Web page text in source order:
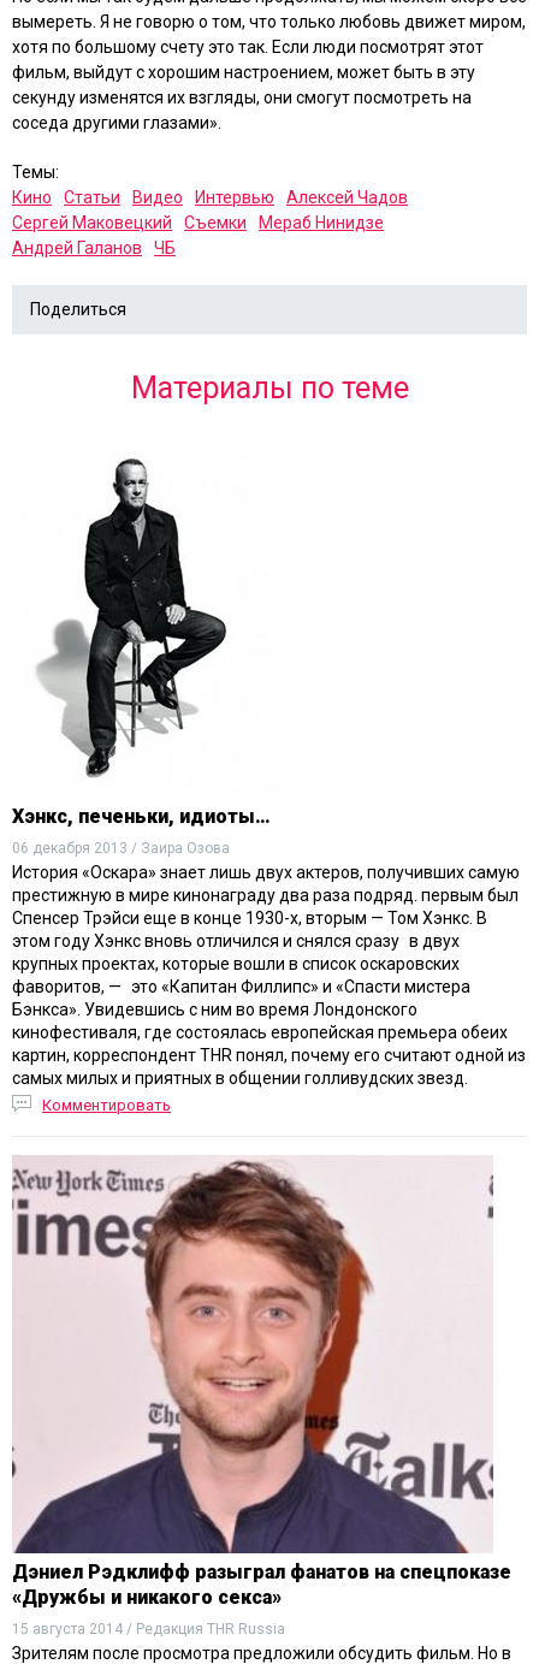
вымереть. Я не говорю о том, что только любовь движет миром,
хотя по большому счету это так. Если люди посмотрят этот
фильм, выйдут с хорошим настроением, может быть в эту
секунду изменятся их взгляды, они смогут посмотреть на
соседа другими глазами».
Темы:
Кино
Статьи Видео Интервью
Алексей Чадов
Сергей Маковецкий
Съемки
Мераб Нинидзе
Андрей Галанов
ЧБ
Поделиться
Материалы по теме
Хэнкс, печеньки, идиоты…
06 декабря 2013 / Заира Озова
История «Оскара» знает лишь двух актеров, получивших самую
престижную в мире кинонаграду два раза подряд. первым был
Спенсер Трэйси еще в конце 1930-х, вторым — Том Хэнкс. В
этом году Хэнкс вновь отличился и снялся сразу в двух
крупных проектах, которые вошли в список оскаровских
фаворитов, — это «Капитан Филлипс» и «Спасти мистера
Бэнкса». Увидевшись с ним во время Лондонского
кинофестиваля, где состоялась европейская премьера обеих
картин, корреспондент THR понял, почему его считают одной из
самых милых и приятных в общении голливудских звезд.
Комментировать
Дэниел Рэдклифф разыграл фанатов на спецпоказе
«Дружбы и никакого секса»
15 августа 2014 / Редакция THR Russia
Зрителям после просмотра предложили обсудить фильм. Но в